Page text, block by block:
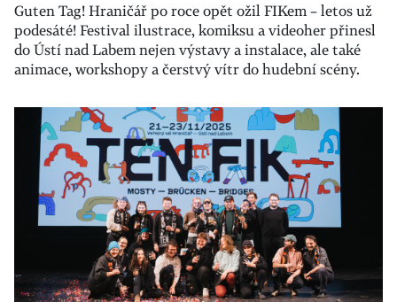
Guten Tag! Hraničář po roce opět ožil FIKem – letos už
podesáté! Festival ilustrace, komiksu a videoher přinesl
do Ústí nad Labem nejen výstavy a instalace, ale také
animace, workshopy a čerstvý vítr do hudební scény.